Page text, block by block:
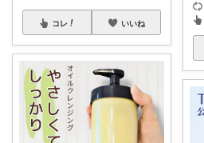
コレ いいね